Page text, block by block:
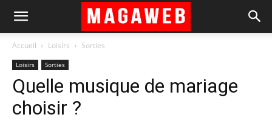
Accueil Loisirs Sorties
Loisirs Sorties
Quelle musique de mariage
choisir ?